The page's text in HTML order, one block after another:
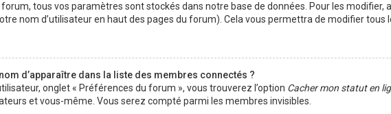
tous vos paramètres sont stockés dans notre base de données. Pour les modifier,
nom d’utilisateur en haut des pages du forum). Cela vous permettra de modifier
d’apparaître dans la liste des membres connectés ?
onglet « Préférences du forum », vous trouverez l’option Cacher mon statut en
et vous-même. Vous serez compté parmi les membres invisibles.